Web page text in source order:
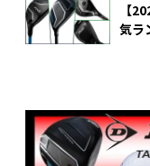
【
気ラ